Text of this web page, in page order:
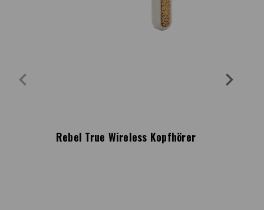
Rebel True Wireless Kopfhörer